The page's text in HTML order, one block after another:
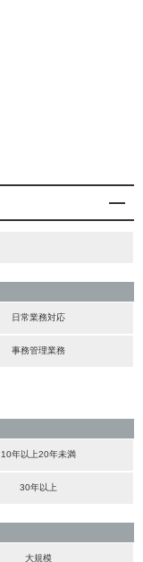
日常業務対応
事務管理業務
10年以上20年未満
30年以上
大規模